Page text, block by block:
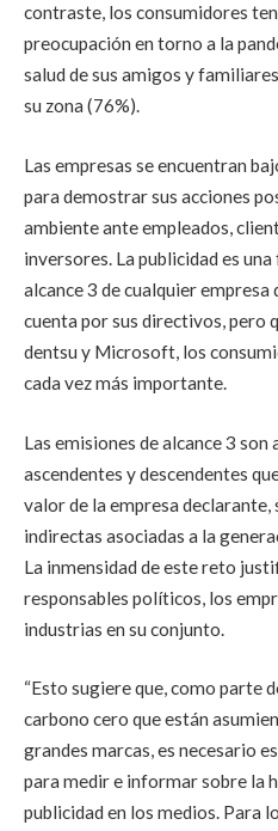
contraste, los consumidores
preocupación en torno a la
salud de sus amigos y
su zona (76%).
Las empresas se encuentran
para demostrar sus acciones
ambiente ante empleados,
inversores. La publicidad es
alcance 3 de cualquier empresa
cuenta por sus directivos, pero
dentsu y Microsoft, los
cada vez más importante.
Las emisiones de alcance 3
ascendentes y descendentes
valor de la empresa declarante,
indirectas asociadas a la
La inmensidad de este reto
responsables políticos, los
industrias en su conjunto.
“Esto sugiere que, como parte
carbono cero que están
grandes marcas, es necesario
para medir e informar sobre la
publicidad en los medios. Para